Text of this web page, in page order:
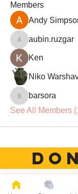
Members
Andy
aubin.ruzgar
aubin.ruzgar
Ken
Niko
barsora
barsora
See All Members
Rescue French